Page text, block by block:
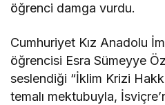
öğrenci damga vurdu.
Cumhuriyet Kız Anadolu
öğrencisi Esra Sümeyye
seslendiği “İklim Krizi
temalı mektubuyla,